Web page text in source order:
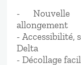
- Nouvelle
allongement
- Accessibilité,
Delta
- Décollage